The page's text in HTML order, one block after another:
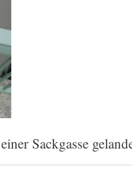
Sackgasse